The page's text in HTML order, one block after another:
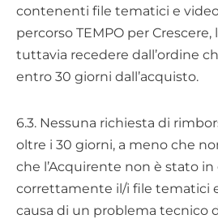
contenenti file tematici e
percorso TEMPO per
tuttavia recedere dall’ordine
entro 30 giorni dall’acquisto.
6.3. Nessuna richiesta di
oltre i 30 giorni, a meno che
che l’Acquirente non è stato in
correttamente il/i file tematici
causa di un problema tecnico